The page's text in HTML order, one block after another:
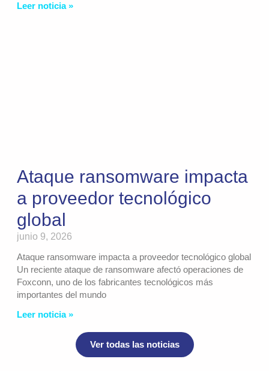
Leer noticia »
Ataque ransomware impacta
a proveedor tecnológico
global
junio 9, 2026
Ataque ransomware impacta a proveedor tecnológico global
Un reciente ataque de ransomware afectó operaciones de
Foxconn, uno de los fabricantes tecnológicos más
importantes del mundo
Leer noticia »
Ver todas las noticias